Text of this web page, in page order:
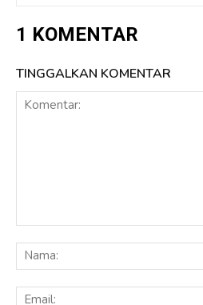
1 KOMENTAR
TINGGALKAN KOMENTAR